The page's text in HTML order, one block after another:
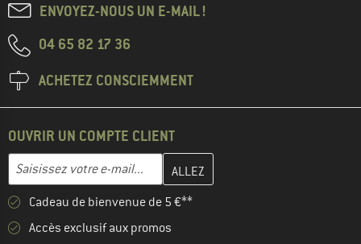
ENVOYEZ-NOUS UN E-MAIL !
04 65 82 17 36
ACHETEZ CONSCIEMMENT
OUVRIR UN COMPTE CLIENT
Adresse e-mail
Entrez votre adresse e-mail ici et créez votre compte client à la
Cadeau de bienvenue de 5 €**
Accès exclusif aux promos